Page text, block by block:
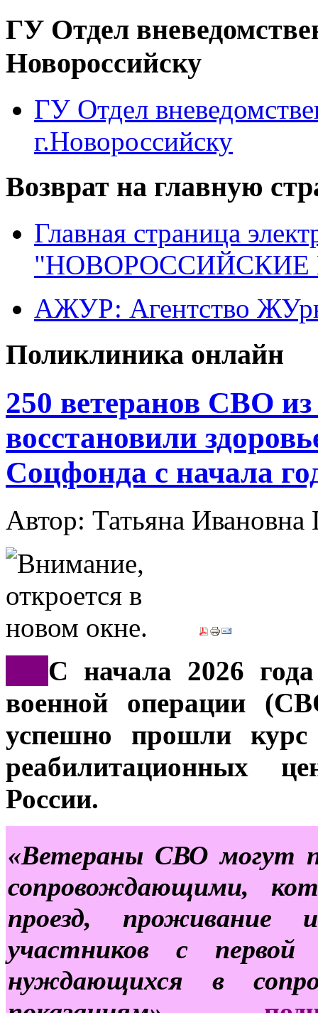
ГУ Отдел
Новороссийску
ГУ Отдел
г.Новороссийску
Возврат на главную
Главная страница
"НОВОРОССИЙСКИЕ
АЖУР: Агентство
Поликлиника онлайн
250 ветеранов СВО
восстановили
Соцфонда с начала
Автор: Татьяна
С начала 2026
военной операции
успешно прошли курс
реабилитационных
России.
«Ветераны СВО могут
сопровождающими,
проезд,
участников с первой
нуждающихся в